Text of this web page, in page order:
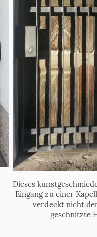
Dieses
Eingang zu einer
verdeckt nicht
geschnitzte